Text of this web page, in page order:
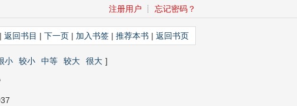
注册用户 ┊ 忘记密码？
返回书目 | 下一页| 加入书签| 推荐本书 | 返回书页
小 较小 中等 较大 很大 ]